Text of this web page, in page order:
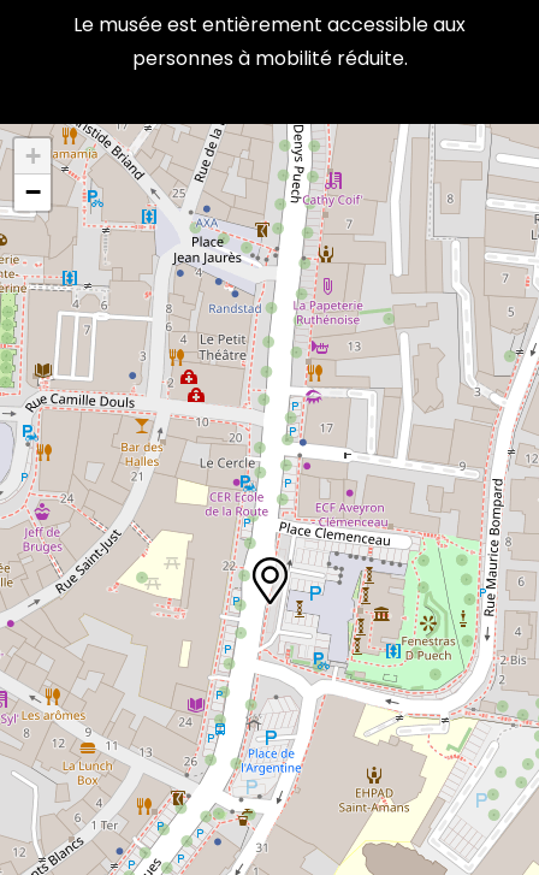
Le musée est entièrement accessible aux
personnes à mobilité réduite.
+
−